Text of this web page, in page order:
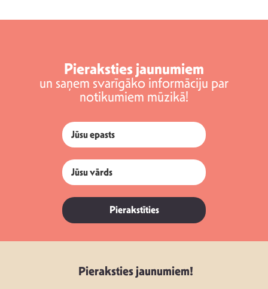
Pieraksties jaunumiem
un saņem svarīgāko informāciju par
notikumiem mūzikā!
Pierakstīties
Pieraksties jaunumiem!